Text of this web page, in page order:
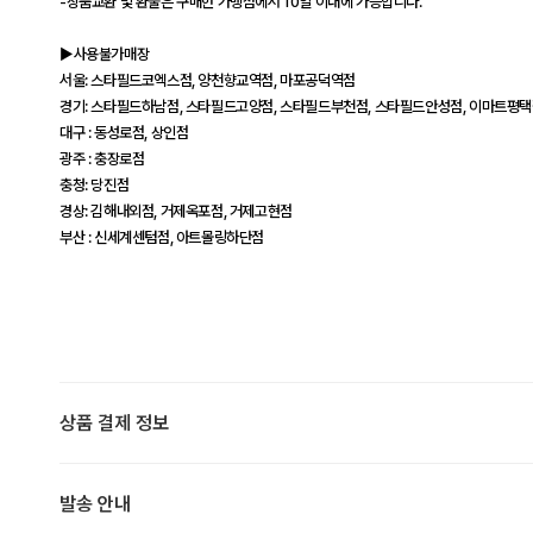
▶사용불가매장
서울: 스타필드코엑스점, 양천향교역점, 마포공덕역점
경기: 스타필드하남점, 스타필드고양점, 스타필드부천점, 스타필드안성점, 이마트평
대구 : 동성로점, 상인점
광주 : 충장로점
충청: 당진점
경상: 김해내외점, 거제옥포점, 거제고현점
부산 : 신세계센텀점, 아트몰링하단점
상품 결제 정보
발송 안내